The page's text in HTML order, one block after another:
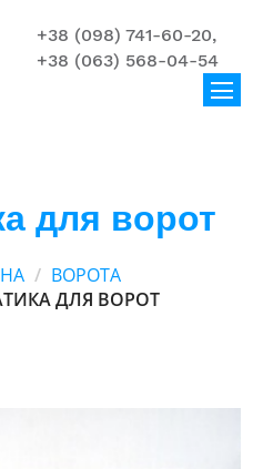
+38 (098) 741-60-20,
+38 (063) 568-04-54
для ворот
ВОРОТА
ДЛЯ ВОРОТ